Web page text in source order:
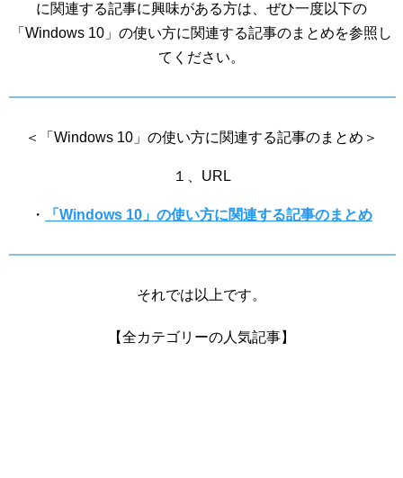
に関連する記事に興味がある方は、ぜひ一度以下の
「Windows 10」の使い方に関連する記事のまとめを参照し
てください。
＜「Windows 10」の使い方に関連する記事のまとめ＞
１、URL
・ 「Windows 10」の使い方に関連する記事のまとめ
それでは以上です。
【全カテゴリーの人気記事】